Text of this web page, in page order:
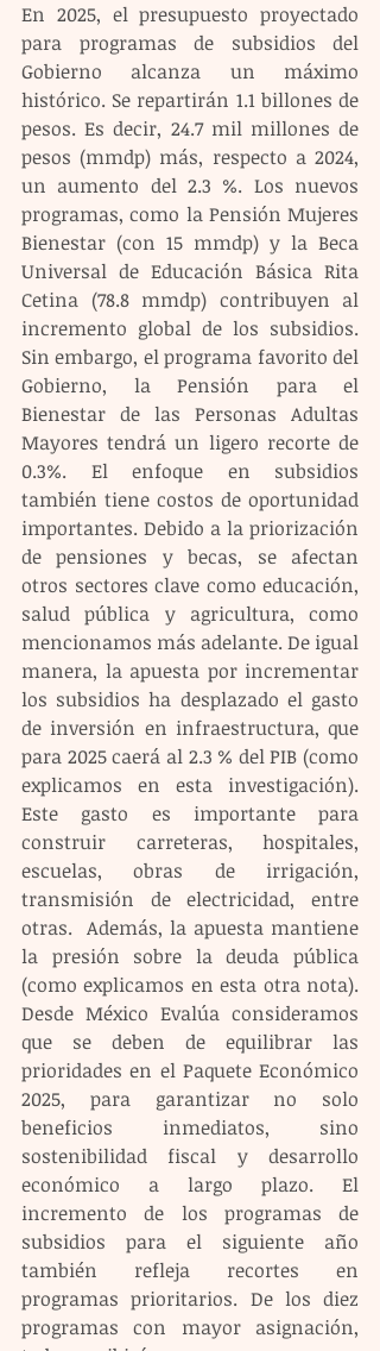
En 2025, el presupuesto proyectado
para programas de subsidios del
Gobierno alcanza un máximo
histórico. Se repartirán 1.1 billones de
pesos. Es decir, 24.7 mil millones de
pesos (mmdp) más, respecto a 2024,
un aumento del 2.3 %. Los nuevos
programas, como la Pensión Mujeres
Bienestar (con 15 mmdp) y la Beca
Universal de Educación Básica Rita
Cetina (78.8 mmdp) contribuyen al
incremento global de los subsidios.
Sin embargo, el programa favorito del
Gobierno, la Pensión para el
Bienestar de las Personas Adultas
Mayores tendrá un ligero recorte de
0.3%. El enfoque en subsidios
también tiene costos de oportunidad
importantes. Debido a la priorización
de pensiones y becas, se afectan
otros sectores clave como educación,
salud pública y agricultura, como
mencionamos más adelante. De igual
manera, la apuesta por incrementar
los subsidios ha desplazado el gasto
de inversión en infraestructura, que
para 2025 caerá al 2.3 % del PIB (como
explicamos en esta investigación).
Este gasto es importante para
construir carreteras, hospitales,
escuelas, obras de irrigación,
transmisión de electricidad, entre
otras.  Además, la apuesta mantiene
la presión sobre la deuda pública
(como explicamos en esta otra nota).
Desde México Evalúa consideramos
que se deben de equilibrar las
prioridades en el Paquete Económico
2025, para garantizar no solo
beneficios inmediatos, sino
sostenibilidad fiscal y desarrollo
económico a largo plazo. El
incremento de los programas de
subsidios para el siguiente año
también refleja recortes en
programas prioritarios. De los diez
programas con mayor asignación,